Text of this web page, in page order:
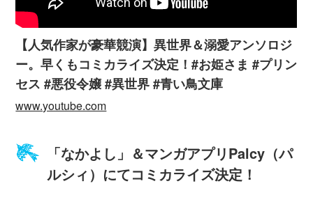
【人気作家が豪華競演】異世界＆溺愛アンソロジ
ー。早くもコミカライズ決定！#お姫さま #プリン
セス #悪役令嬢 #異世界 #青い鳥文庫
www.youtube.com
「なかよし」＆マンガアプリPalcy（パ
ルシィ）にてコミカライズ決定！